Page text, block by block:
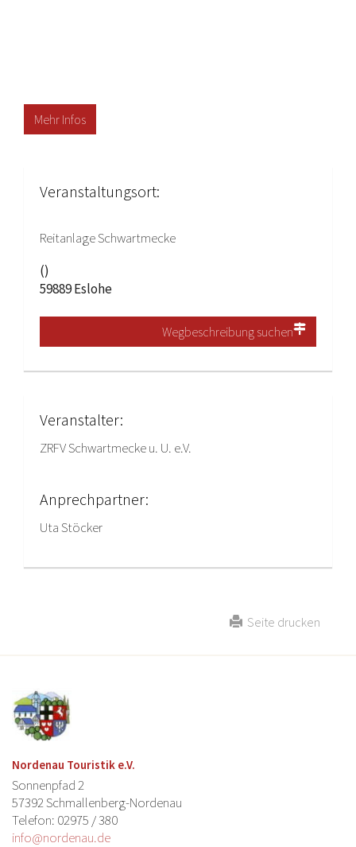
Mehr Infos
Veranstaltungsort:
Reitanlage Schwartmecke
()
59889 Eslohe
Wegbeschreibung suchen
Veranstalter:
ZRFV Schwartmecke u. U. e.V.
Anprechpartner:
Uta Stöcker
Seite drucken
Nordenau Touristik e.V.
Sonnenpfad 2
57392 Schmallenberg-Nordenau
Telefon: 02975 / 380
info@nordenau.de